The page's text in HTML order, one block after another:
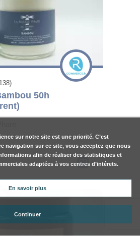
50h
sur notre site est une priorité. C’est
navigation sur ce site, vous acceptez que nous
afin de réaliser des statistiques et
adaptées à vos centres d’intérets.
En savoir plus
Continuer